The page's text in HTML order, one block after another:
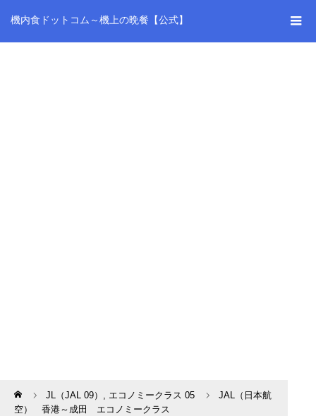
機内食ドットコム～機上の晩餐【公式】
Home JL（JAL 09） , エコノミークラス 05
JAL（日本航
空） 香港～成田 エコノミークラス